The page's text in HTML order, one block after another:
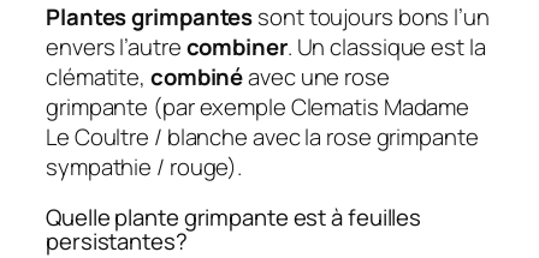
Plantes grimpantessont toujours bons l’un
envers l’autrecombiner. Un classique est la
clématite, combinéavec une rose
grimpante (par exemple Clematis Madame
Le Coultre / blanche avec la rose grimpante
sympathie / rouge).
Quelle plante grimpante est à feuilles
persistantes?